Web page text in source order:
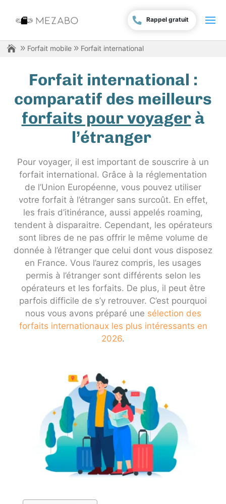
Rappel gratuit
Forfait mobile Forfait international
Forfait international :
comparatif des meilleurs
forfaits pour voyagerà
l’étranger
Pour voyager, il est important de souscrire à un
forfait international. Grâce à la réglementation
de l’Union Européenne, vous pouvez utiliser
votre forfait à l’étranger sans surcoût. En effet,
les frais d’itinérance, aussi appelés roaming,
tendent à disparaitre. Cependant, les opérateurs
sont libres de ne pas offrir le même volume de
donnée à l’étranger que celui dont vous disposez
en France. Vous l’aurez compris, les usages
permis à l’étranger sont différents selon les
opérateurs et les forfaits. De plus, il peut être
parfois difficile de s’y retrouver. C’est pourquoi
nous vous avons préparé une sélection des
forfaits internationaux les plus intéressants en
2026.